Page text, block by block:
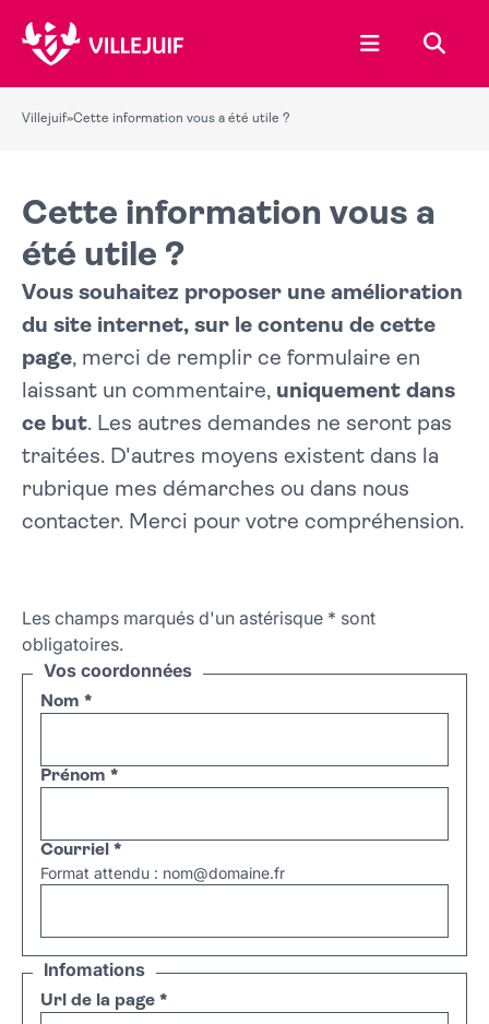
Ouvrir le
Villejuif»Cette information vous a été utile ?
Cette information vous a
été utile ?
Vous souhaitez proposer une amélioration
du site internet, sur le contenu de cette
page, merci de remplir ce formulaire en
laissant un commentaire, uniquement dans
ce but. Les autres demandes ne seront pas
traitées. D'autres moyens existent dans la
rubrique mes démarches ou dans nous
contacter. Merci pour votre compréhension.
Les champs marqués d'un astérisque * sont
obligatoires.
Vos coordonnées
Nom *
Prénom *
Courriel *
Format attendu : nom@domaine.fr
Infomations
Url de la page *